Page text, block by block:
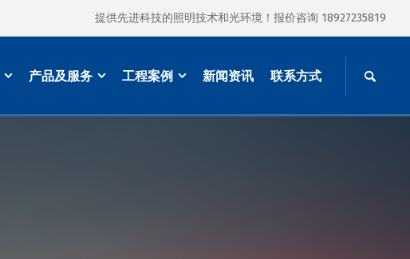
提供先进科技的照明技术和光环境！报价咨询 18927235819
产品及服务 工程案例 新闻资讯 联系方式